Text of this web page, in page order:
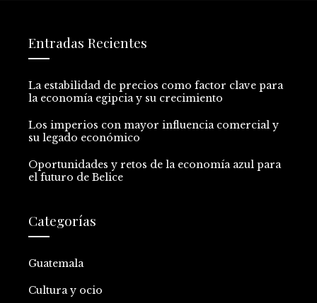
Entradas Recientes
La estabilidad de precios como factor clave para
la economía egipcia y su crecimiento
Los imperios con mayor influencia comercial y
su legado económico
Oportunidades y retos de la economía azul para
el futuro de Belice
Categorías
Guatemala
Cultura y ocio